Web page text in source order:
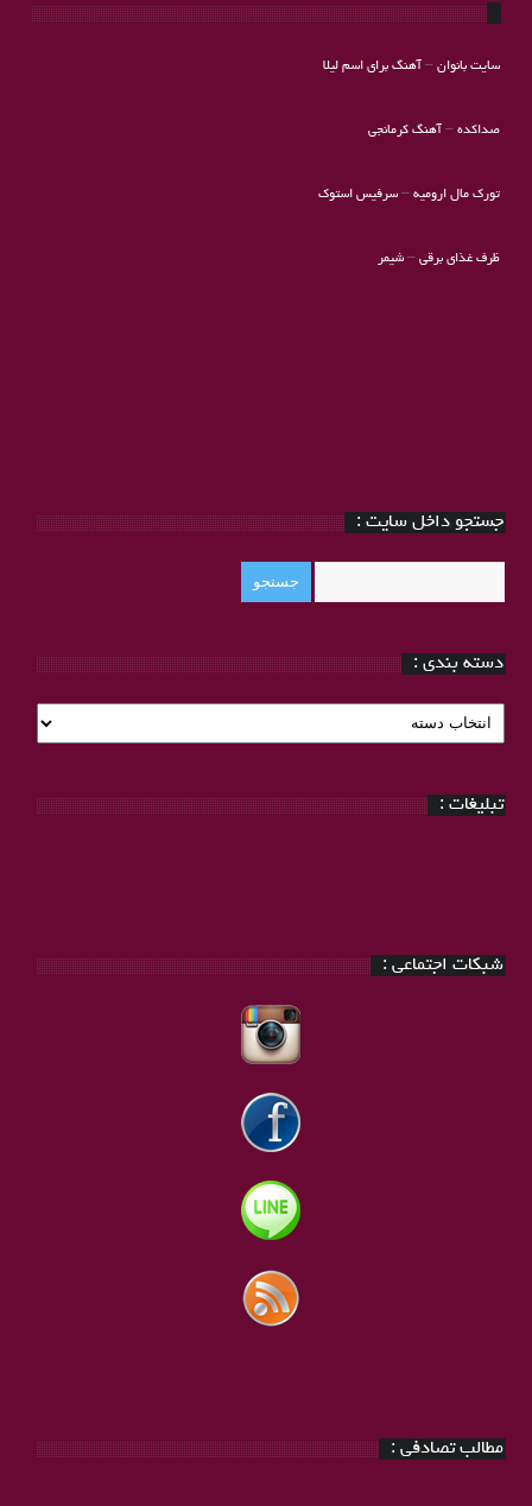
سایت بانوان– آهنگ برای اسم لیلا
صداکده– آهنگ کرمانجی
تورک مال ارومیه–سرفیس استوک
ظرف غذای برقی– شیمر
جستجو داخل سایت :
دسته بندی :
دسته
بندی
تبلیغات :
شبکات اجتماعی :
مطالب تصادفی :